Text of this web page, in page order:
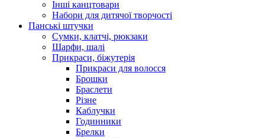
Інші канцтовари
Набори для дитячої творчості
Панські штучки
Сумки, клатчі, рюкзаки
Шарфи, шалі
Прикраси, біжутерія
Прикраси для волосся
Брошки
Браслети
Різне
Каблучки
Годинники
Брелки